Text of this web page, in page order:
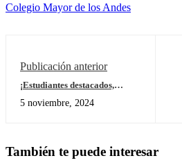
Colegio Mayor de los Andes
Publicación anterior
¡Estudiantes destacados,
5 noviembre, 2024
También te puede interesar